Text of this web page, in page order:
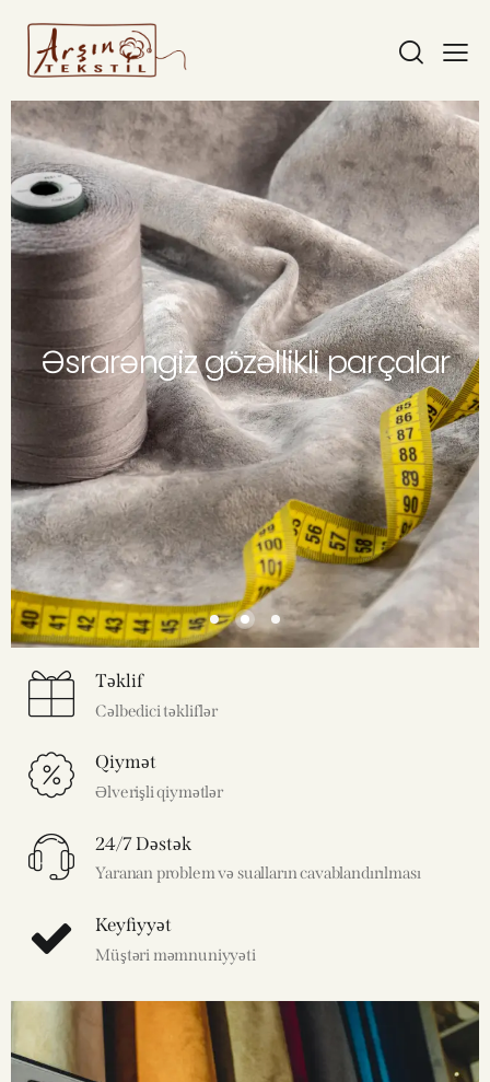
Əsrarəngiz gözəllikli parçalar
Təklif
Cəlbedici təkliflər
Qiymət
Əlverişli qiymətlər
24/7 Dəstək
Yaranan problem və sualların cavablandırılması
Keyfiyyət
Müştəri məmnuniyyəti